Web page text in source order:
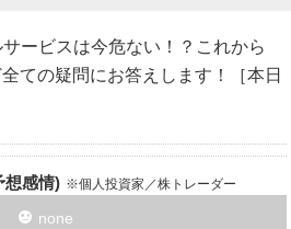
ービスは今危ない！？これから
ての疑問にお答えします！［本日
想感情) 個人投資家／株トレーダー
none